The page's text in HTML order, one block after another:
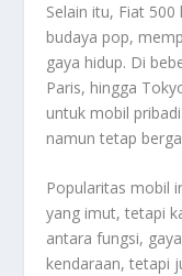
Selain itu, Fiat
budaya pop,
gaya hidup. Di
Paris, hingga
untuk mobil
namun tetap
Popularitas mobil
yang imut, tetapi
antara fungsi,
kendaraan, tetapi